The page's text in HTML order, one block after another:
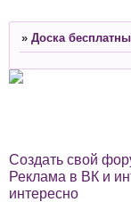
» Доска
Создать свой
Реклама в ВК и
интересно